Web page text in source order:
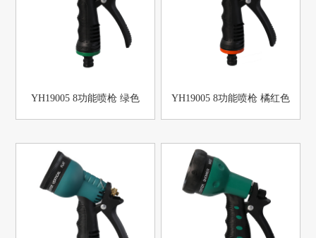
YH19005 8功能喷枪 绿色 YH19005 8功能喷枪 橘红色